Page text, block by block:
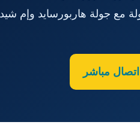
مع جولة هاربورسايد وإم شيد
اتصال مباشر